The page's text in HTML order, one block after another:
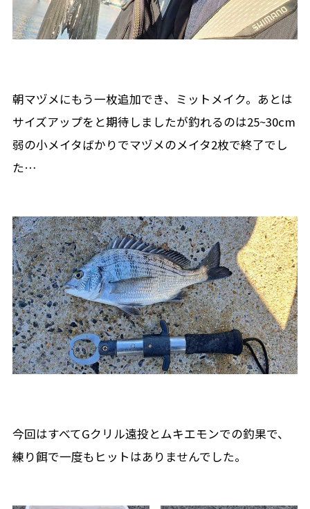
朝マヅメにもう一枚追加でき、ミットメイク。あとは
サイズアップをと期待しましたが釣れるのは25~30cm
弱の小メイタばかりでマヅメのメイタ2枚で終了でし
た…
今回はすべてGクリル遠投とムキエモンでの釣果で、
練り餌で一度もヒットはありませんでした。